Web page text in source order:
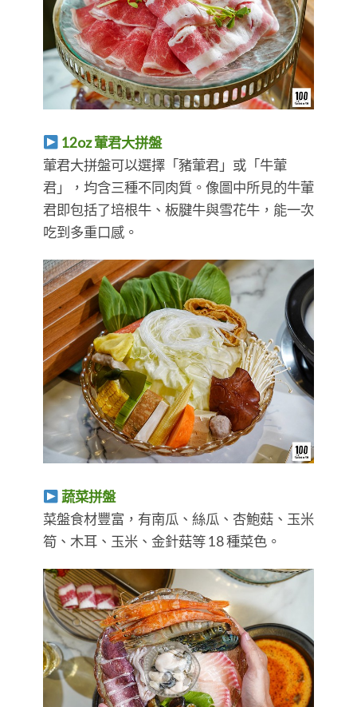
12oz 葷君大拼盤
葷君大拼盤可以選擇「豬葷君」或「牛葷
君」，均含三種不同肉質。像圖中所見的牛葷
君即包括了培根牛、板腱牛與雪花牛，能一次
吃到多重口感。
蔬菜拼盤
菜盤食材豐富，有南瓜、絲瓜、杏鮑菇、玉米
筍、木耳、玉米、金針菇等 18 種菜色。